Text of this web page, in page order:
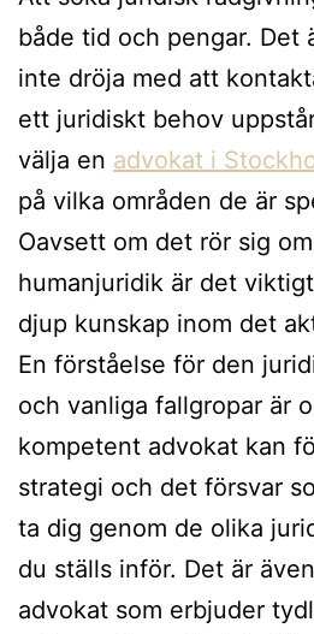
både tid och pengar. Det
inte dröja med att
ett juridiskt behov
välja en advokat i
på vilka områden de är
Oavsett om det rör sig
humanjuridik är det
djup kunskap inom det
En förståelse för den
och vanliga fallgropar är
kompetent advokat kan
strategi och det försvar
ta dig genom de olika
du ställs inför. Det är
advokat som erbjuder